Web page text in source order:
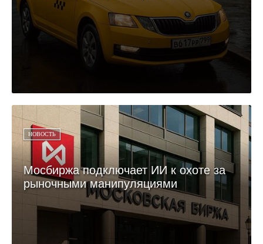
НОВОСТЬ
Мосбиржа подключает ИИ к охоте за
рыночными манипуляциями